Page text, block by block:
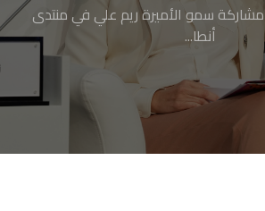
مشاركة سمو الأميرة ريم علي في منتدى
أنطا...